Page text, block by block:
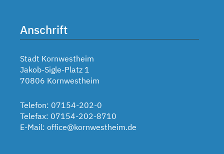
Anschrift
Stadt Kornwestheim
Jakob-Sigle-Platz 1
70806 Kornwestheim
Telefon: 07154-202-0
Telefax: 07154-202-8710
E-Mail: office@kornwestheim.de